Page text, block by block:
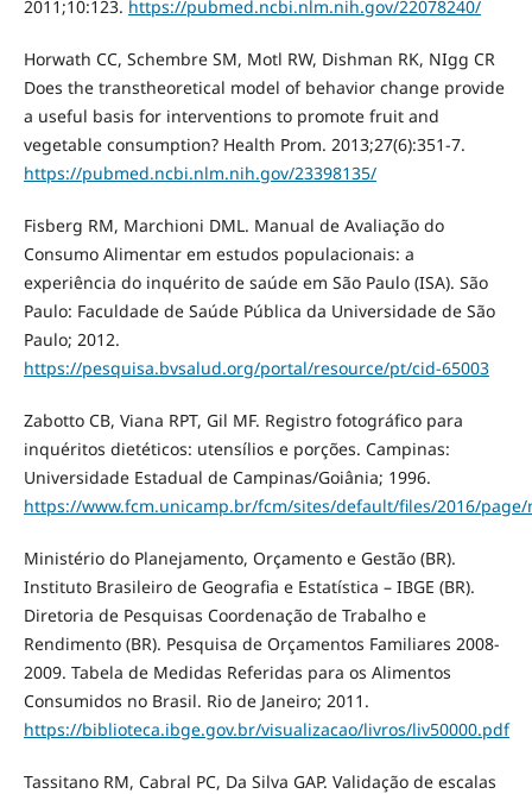
2011;10:123. https://pubmed.ncbi.nlm.nih.gov/22078240/
Horwath CC, Schembre SM, Motl RW, Dishman RK, NIgg CR
Does the transtheoretical model of behavior change provide
a useful basis for interventions to promote fruit and
vegetable consumption? Health Prom. 2013;27(6):351-7.
https://pubmed.ncbi.nlm.nih.gov/23398135/
Fisberg RM, Marchioni DML. Manual de Avaliação do
Consumo Alimentar em estudos populacionais: a
experiência do inquérito de saúde em São Paulo (ISA). São
Paulo: Faculdade de Saúde Pública da Universidade de São
Paulo; 2012.
https://pesquisa.bvsalud.org/portal/resource/pt/cid-65003
Zabotto CB, Viana RPT, Gil MF. Registro fotográfico para
inquéritos dietéticos: utensílios e porções. Campinas:
Universidade Estadual de Campinas/Goiânia; 1996.
https://www.fcm.unicamp.br/fcm/sites/default/files/2016/
Ministério do Planejamento, Orçamento e Gestão (BR).
Instituto Brasileiro de Geografia e Estatística – IBGE (BR).
Diretoria de Pesquisas Coordenação de Trabalho e
Rendimento (BR). Pesquisa de Orçamentos Familiares 2008-
2009. Tabela de Medidas Referidas para os Alimentos
Consumidos no Brasil. Rio de Janeiro; 2011.
https://biblioteca.ibge.gov.br/visualizacao/livros/liv50000.pdf
Tassitano RM, Cabral PC, Da Silva GAP. Validação de escalas